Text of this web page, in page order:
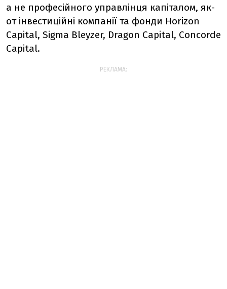
а не професійного управлінця капіталом, як-
от інвестиційні компанії та фонди Horizon
Capital, Sigma Bleyzer, Dragon Capital, Concorde
Capital.
РЕКЛАМА: